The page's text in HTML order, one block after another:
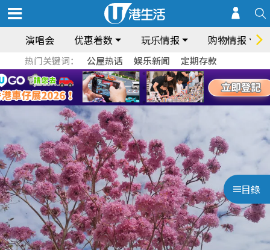
演唱会 优惠着数 玩乐情报 购物情报
热门关键词： 公屋热话 娱乐新闻 定期存款
目錄